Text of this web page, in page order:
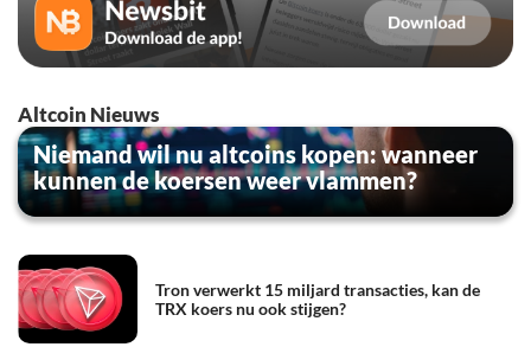
Altcoin Nieuws
Niemand wil nu altcoins kopen: wanneer
kunnen de koersen weer vlammen?
Tron verwerkt 15 miljard transacties, kan de
TRX koers nu ook stijgen?